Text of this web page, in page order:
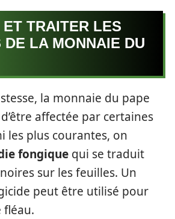
ET TRAITER LES
DE LA MONNAIE DU
la monnaie du pape
affectée par certaines
les plus courantes, on
fongique qui se traduit
sur les feuilles. Un
peut être utilisé pour
fléau.